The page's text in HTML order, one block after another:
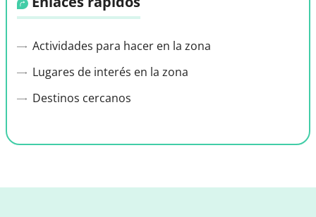
Actividades para hacer en la zona
Lugares de interés en la zona
Destinos cercanos